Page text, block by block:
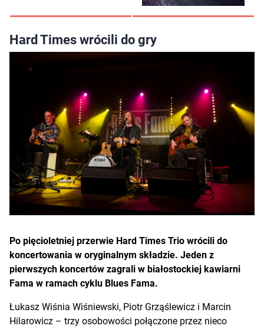
Hard Times wrócili do gry
Po pięcioletniej przerwie Hard Times Trio wrócili do
koncertowania w oryginalnym składzie. Jeden z
pierwszych koncertów zagrali w białostockiej kawiarni
Fama w ramach cyklu Blues Fama.
Łukasz Wiśnia Wiśniewski, Piotr Grząślewicz i Marcin
Hilarowicz – trzy osobowości połączone przez nieco